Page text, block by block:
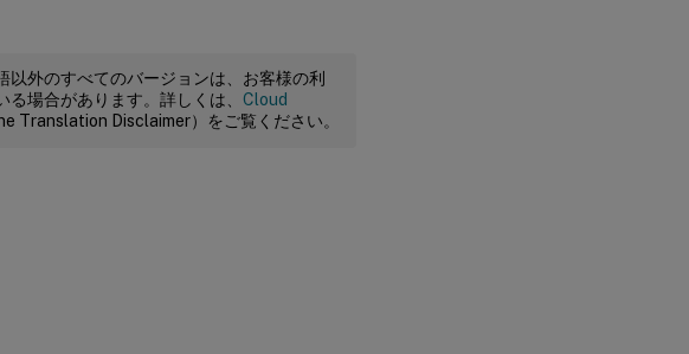
以外のすべてのバージョンは、お客様の利
場合があります。詳しくは、 Cloud
Translation Disclaimer）をご覧ください。